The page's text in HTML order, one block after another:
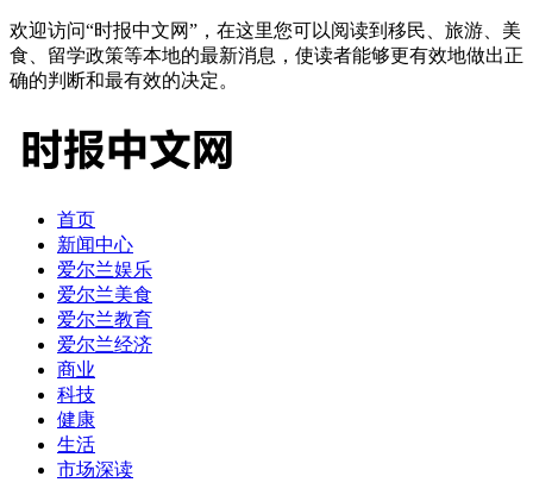
欢迎访问“时报中文网”，在这里您可以阅读到移民、旅游、美
食、留学政策等本地的最新消息，使读者能够更有效地做出正
确的判断和最有效的决定。
首页
新闻中心
爱尔兰娱乐
爱尔兰美食
爱尔兰教育
爱尔兰经济
商业
科技
健康
生活
市场深读